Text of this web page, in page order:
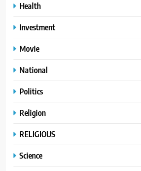
Health
Investment
Movie
National
Politics
Religion
RELIGIOUS
Science